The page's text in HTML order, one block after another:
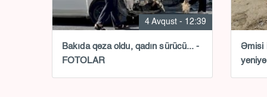
4 Avqust - 12:39
Bakıda qəza oldu, qadın sürücü... -
FOTOLAR
Əmisi